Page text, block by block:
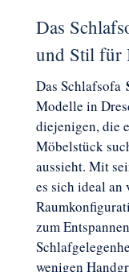
Das
und Stil für
Das Schlafsofa
Modelle in
diejenigen, die
Möbelstück
aussieht. Mit
es sich ideal an
zum
wenigen